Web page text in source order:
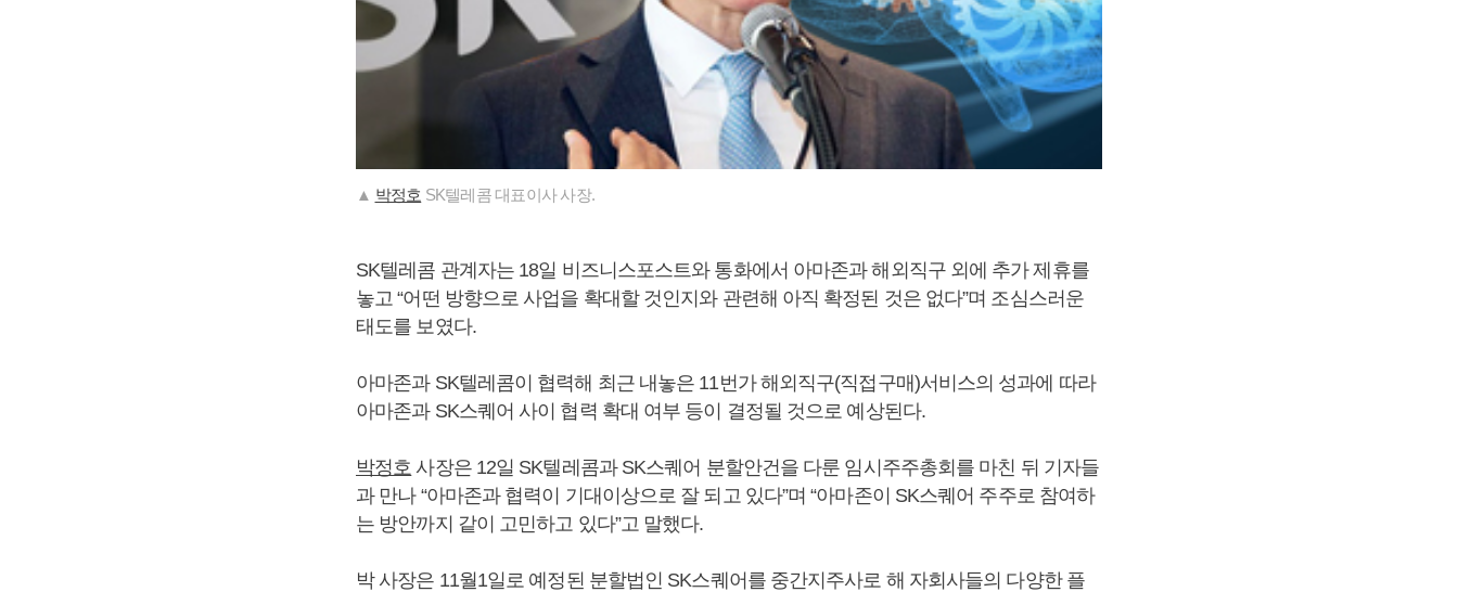
▲ 박정호 SK텔레콤 대표이사 사장.
SK텔레콤 관계자는 18일 비즈니스포스트와 통화에서 아마존과 해외직구 외에 추가 제휴를
놓고 “어떤 방향으로 사업을 확대할 것인지와 관련해 아직 확정된 것은 없다”며 조심스러운
태도를 보였다.
아마존과 SK텔레콤이 협력해 최근 내놓은 11번가 해외직구(직접구매)서비스의 성과에 따라
아마존과 SK스퀘어 사이 협력 확대 여부 등이 결정될 것으로 예상된다.
박정호 사장은 12일 SK텔레콤과 SK스퀘어 분할안건을 다룬 임시주주총회를 마친 뒤 기자들
과 만나 “아마존과 협력이 기대이상으로 잘 되고 있다”며 “아마존이 SK스퀘어 주주로 참여하
는 방안까지 같이 고민하고 있다”고 말했다.
박 사장은 11월1일로 예정된 분할법인 SK스퀘어를 중간지주사로 해 자회사들의 다양한 플